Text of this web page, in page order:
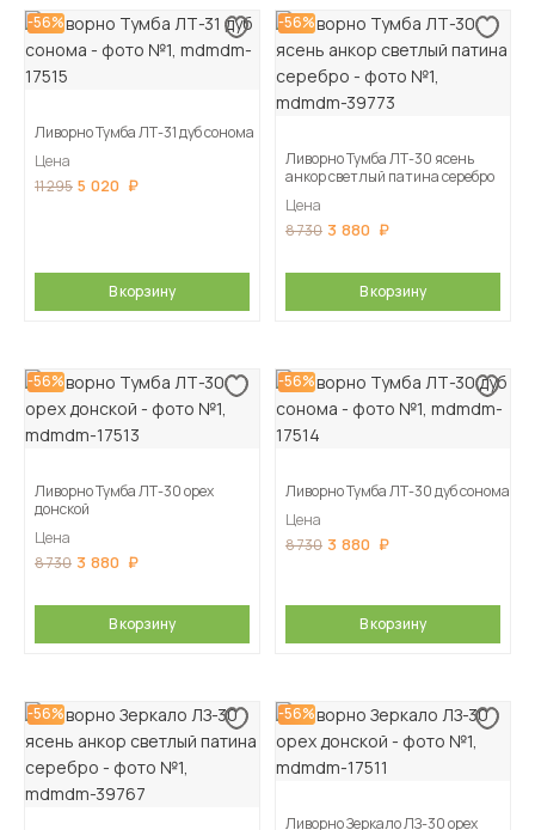
-56%
Ливорно Тумба ЛТ-31 дуб сонома
Цена
11 295 5 020
В корзину
-56%
Ливорно Тумба ЛТ-30 ясень
анкор светлый патина серебро
Цена
8 730 3 880
В корзину
-56%
Ливорно Тумба ЛТ-30 орех
донской
Цена
8 730 3 880
В корзину
-56%
Ливорно Тумба ЛТ-30 дуб сонома
Цена
8 730 3 880
В корзину
-56% -56%
Ливорно Зеркало ЛЗ-30 орех